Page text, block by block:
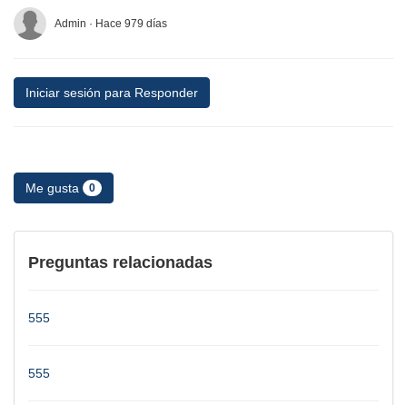
Admin · Hace 979 días
Iniciar sesión para Responder
Me gusta 0
Preguntas relacionadas
555
555